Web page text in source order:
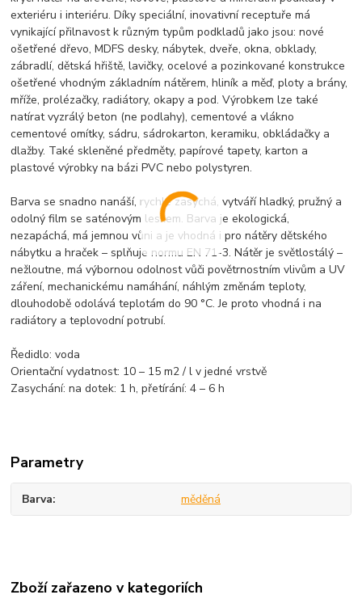
exteriéru i interiéru. Díky speciální, inovativní receptuře má
vynikající přilnavost k různým typům podkladů jako jsou: nové
ošetřené dřevo, MDFS desky, nábytek, dveře, okna, obklady,
zábradlí, dětská hřiště, lavičky, ocelové a pozinkované konstrukce
ošetřené vhodným základním nátěrem, hliník a měď, ploty a brány,
mříže, prolézačky, radiátory, okapy a pod. Výrobkem lze také
natírat vyzrálý beton (ne podlahy), cementové a vlákno
cementové omítky, sádru, sádrokarton, keramiku, obkládačky a
dlažby. Také skleněné předměty, papírové tapety, karton a
plastové výrobky na bázi PVC nebo polystyren.
Barva se snadno nanáší, rychle zasychá, vytváří hladký, pružný a
odolný film se saténovým leskem. Barva je ekologická,
nezapáchá, má jemnou vůni a je vhodná i pro nátěry dětského
nábytku a hraček – splňuje normu EN 71-3. Nátěr je světlostálý –
nežloutne, má výbornou odolnost vůči povětrnostním vlivům a UV
záření, mechanickému namáhání, náhlým změnám teploty,
dlouhodobě odolává teplotám do 90 °C. Je proto vhodná i na
radiátory a teplovodní potrubí.
Ředidlo: voda
Orientační vydatnost: 10 – 15 m2 / l v jedné vrstvě
Zasychání: na dotek: 1 h, přetírání: 4 – 6 h
Parametry
Barva měděná
Zboží zařazeno v kategoriích